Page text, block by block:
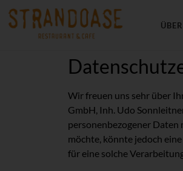
Wir freuen uns sehr über
GmbH, Inh. Udo
personenbezogener Daten
möchte, könnte jedoch
für eine solche